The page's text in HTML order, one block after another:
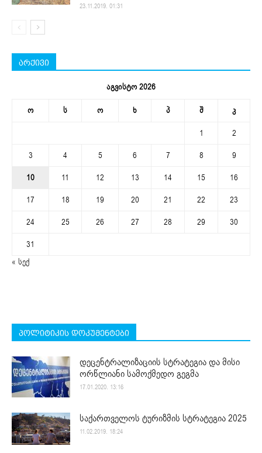
23.11.2019. 01:31
არქივი
აგვისტო 2026
ო ს ო ხ პ შ კ
1
2
3
4 5 6 7 8
9
10
11 12 13 14 15
16
17
18 19 20 21 22
23
24
25 26 27 28 29
30
31
« სექ
პოლიტიკის დოკუმენტები
დეცენტრალიზაციის სტრატეგია და მისი
ორწლიანი სამოქმედო გეგმა
17.01.2020. 13:16
საქართველოს ტურიზმის სტრატეგია 2025
11.02.2019. 18:24